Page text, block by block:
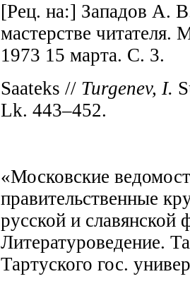
[Рец. на:] Западов А.
мастерстве
1973 15 марта. С. 3.
Saateks // Turgenev, I.
Lk. 443–452.
«Московские
правительственные
русской и
Литературоведение.
Тартуского гос.